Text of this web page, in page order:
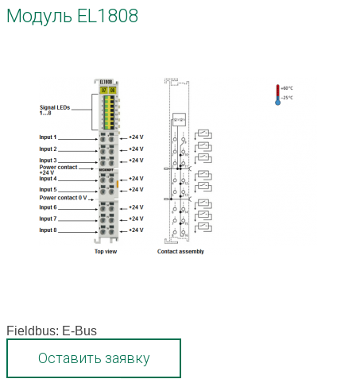
Модуль EL1808
Fieldbus: E-Bus
Оставить заявку